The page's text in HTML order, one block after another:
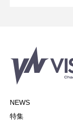
NEWS
特集